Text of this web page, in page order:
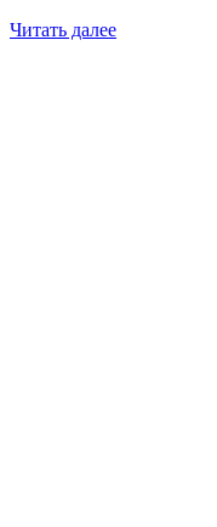
Читать далее